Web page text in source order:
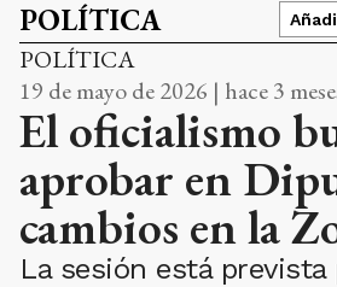
POLÍTICA
POLÍTICA
19 de mayo de 2026 | hace 3
El oficialismo
aprobar en
cambios en la
La sesión está prevista